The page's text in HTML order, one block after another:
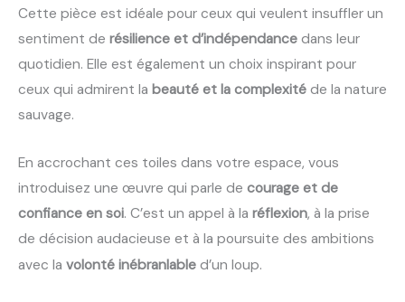
Cette pièce est idéale pour ceux qui veulent insuffler un
sentiment de résilience et d’indépendance dans leur
quotidien. Elle est également un choix inspirant pour
ceux qui admirent la beauté et la complexité de la nature
sauvage.
En accrochant ces toiles dans votre espace, vous
introduisez une œuvre qui parle de courage et de
confiance en soi. C’est un appel à la réflexion, à la prise
de décision audacieuse et à la poursuite des ambitions
avec la volonté inébranlable d’un loup.